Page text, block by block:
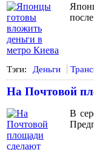
Тэги: Деньги
На Почтовой
В